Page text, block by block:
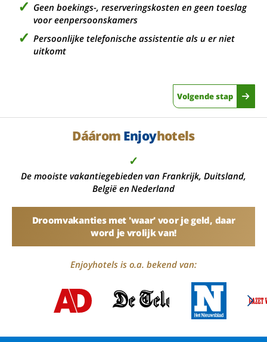
Geen boekings-, reserveringskosten en geen toeslag
voor eenpersoonskamers
Persoonlijke telefonische assistentie als u er niet
uitkomt
Volgende stap
Dáárom Enjoyhotels
✓
De mooiste vakantiegebieden van Frankrijk, Duitsland,
België en Nederland
Droomvakanties met 'waar' voor je geld, daar
word je vrolijk van!
Enjoyhotels is o.a. bekend van: